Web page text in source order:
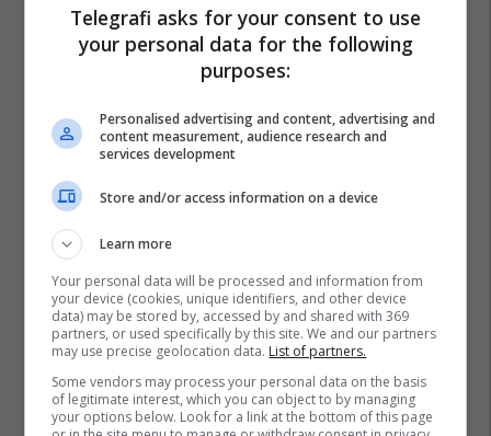
Telegrafi asks for your consent to use
your personal data for the following
purposes:
Personalised advertising and content, advertising and
content measurement, audience research and
services development
Store and/or access information on a device
Learn more
Your personal data will be processed and information from
your device (cookies, unique identifiers, and other device
data) may be stored by, accessed by and shared with 369
partners, or used specifically by this site. We and our partners
may use precise geolocation data. List of partners.
Some vendors may process your personal data on the basis
of legitimate interest, which you can object to by managing
your options below. Look for a link at the bottom of this page